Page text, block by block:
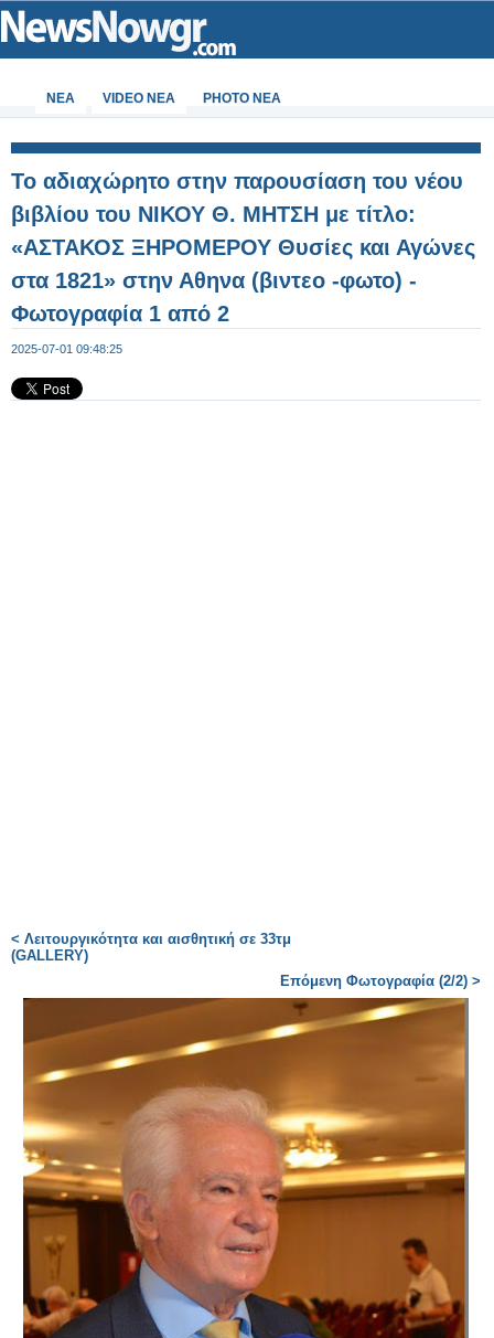
ΝΕΑ VIDEO NEA PHOTO NEA
Το αδιαχώρητο στην παρουσίαση του νέου
βιβλίου του ΝΙΚΟΥ Θ. ΜΗΤΣΗ με τίτλο:
«ΑΣΤΑΚΟΣ ΞΗΡΟΜΕΡΟΥ Θυσίες και Αγώνες
στα 1821» στην Αθηνα (βιντεο -φωτο) -
Φωτογραφία 1 από 2
2025-07-01 09:48:25
< Λειτουργικότητα και αισθητική σε 33τμ
(GALLERY)
Επόμενη Φωτογραφία (2/2) >